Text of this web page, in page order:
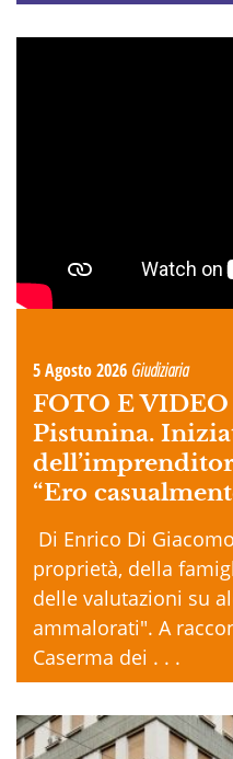
5 Agosto 2026 Giudiziaria
FOTO E VIDEO
Pistunina.
“Ero
Di Enrico Di
proprietà, della
delle valutazioni su
ammalorati". A
Caserma dei . . .